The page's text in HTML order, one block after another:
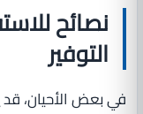
نصائح
التوفير
في بعض الأحيان،